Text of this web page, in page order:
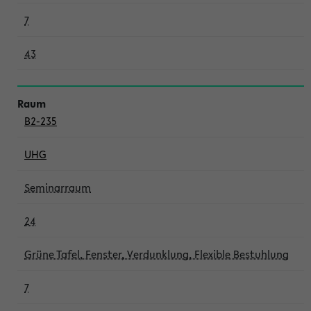
7
43
B2-235
UHG
Seminarraum
24
Grüne Tafel, Fenster, Verdunklung, Flexible Bestuhlung
7